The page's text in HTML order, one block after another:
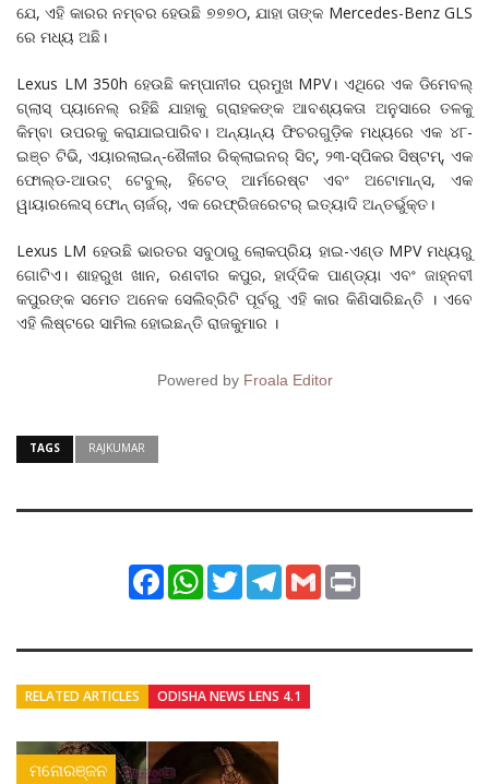
ଯେ, ଏହି କାରର ନମ୍ବର ହେଉଛି ୭୭୭୦, ଯାହା ତାଙ୍କ Mercedes-Benz GLS
ରେ ମଧ୍ୟ ଅଛି।
Lexus LM 350h ହେଉଛି କମ୍ପାନୀର ପ୍ରମୁଖ MPV। ଏଥିରେ ଏକ ଡିମେବଲ୍
ଗ୍ଲାସ୍ ପ୍ୟାନେଲ୍ ରହିଛି ଯାହାକୁ ଗ୍ରାହକଙ୍କ ଆବଶ୍ୟକତା ଅନୁସାରେ ତଳକୁ
କିମ୍ବା ଉପରକୁ କରାଯାଇପାରିବ। ଅନ୍ୟାନ୍ୟ ଫିଚରଗୁଡ଼ିକ ମଧ୍ୟରେ ଏକ ୪୮-
ଇଞ୍ଚ ଟିଭି, ଏୟାରଲାଇନ୍-ଶୈଳୀର ରିକ୍ଲାଇନର୍ ସିଟ୍, ୨୩-ସ୍ପିକର ସିଷ୍ଟମ୍, ଏକ
ଫୋଲ୍ଡ-ଆଉଟ୍ ଟେବୁଲ୍, ହିଟେଡ୍ ଆର୍ମରେଷ୍ଟ ଏବଂ ଅଟୋମାନ୍ସ, ଏକ
ୱାୟାରଲେସ୍ ଫୋନ୍ ଚାର୍ଜର୍, ଏକ ରେଫ୍ରିଜରେଟର୍ ଇତ୍ୟାଦି ଅନ୍ତର୍ଭୁକ୍ତ।
Lexus LM ହେଉଛି ଭାରତର ସବୁଠାରୁ ଲୋକପ୍ରିୟ ହାଇ-ଏଣ୍ଡ MPV ମଧ୍ୟରୁ
ଗୋଟିଏ। ଶାହରୁଖ ଖାନ, ରଣବୀର କପୁର, ହାର୍ଦ୍ଦିକ ପାଣ୍ଡ୍ୟା ଏବଂ ଜାହ୍ନବୀ
କପୁରଙ୍କ ସମେତ ଅନେକ ସେଲିବ୍ରିଟି ପୂର୍ବରୁ ଏହି କାର କିଣିସାରିଛନ୍ତି । ଏବେ
ଏହି ଲିଷ୍ଟରେ ସାମିଲ ହୋଇଛନ୍ତି ରାଜକୁମାର ।
Powered by Froala Editor
TAGS RAJKUMAR
FacebookWhatsApp
TwitterTelegram
Gmail
RELATED ARTICLES ODISHA NEWS LENS 4.1
ମନୋରଞ୍ଜନ